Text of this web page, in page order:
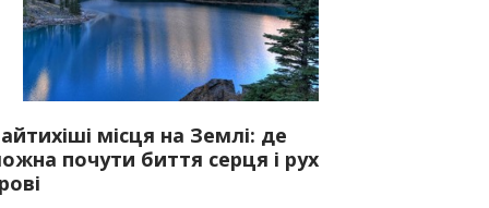
місця на Землі: де
почути биття серця і рух